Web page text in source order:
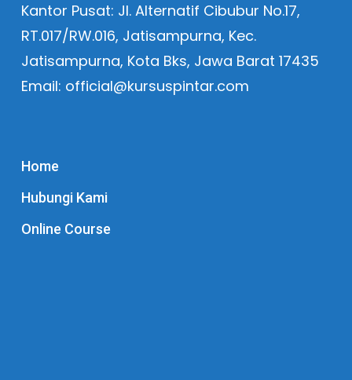
Kantor Pusat: Jl. Alternatif Cibubur No.17,
RT.017/RW.016, Jatisampurna, Kec.
Jatisampurna, Kota Bks, Jawa Barat 17435
Email: official@kursuspintar.com
Home
Hubungi Kami
Online Course